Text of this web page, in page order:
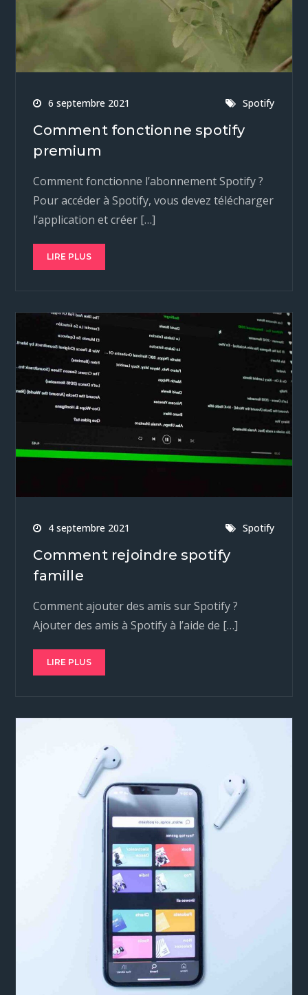
6 septembre 2021 Spotify
Comment fonctionne spotify
premium
Comment fonctionne l’abonnement Spotify ?
Pour accéder à Spotify, vous devez télécharger
l’application et créer […]
LIRE PLUS
4 septembre 2021 Spotify
Comment rejoindre spotify
famille
Comment ajouter des amis sur Spotify ?
Ajouter des amis à Spotify à l’aide de […]
LIRE PLUS